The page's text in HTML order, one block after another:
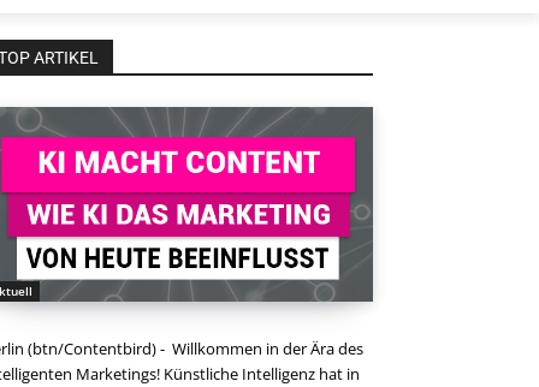
ARTIKEL
(btn/Contentbird) - Willkommen in der Ära des
Marketings! Künstliche Intelligenz hat in